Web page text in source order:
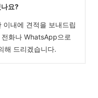
요?
이내에 견적을 보내드립
화나 WhatsApp으로
해 드리겠습니다.